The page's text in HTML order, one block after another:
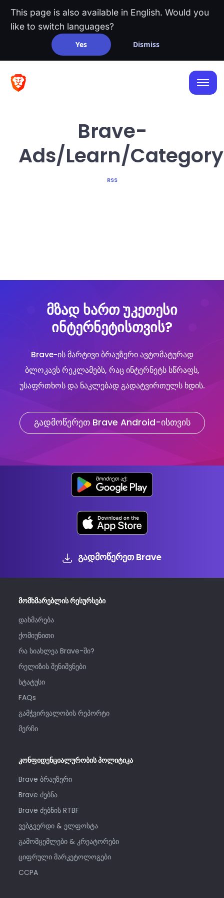
This page is also available in English. Would you
like to switch languages?
Yes Dismiss
Brave-
Ads/Learn/Category
RSS
მზად ხართ უკეთესი
ინტერნეტისთვის?
Brave-ის მარტივი ბრაუზერი ავტომატურად
ბლოკავს რეკლამებს, რაც ინტერნეტს სწრაფს,
უსაფრთხოს და ნაკლებად გადატვირთულს ხდის.
გადმოწერეთ Brave Android-ისთვის
გადმოწერეთ Brave
მომხმარებლის რესურსები
დახმარება
ქომიუნითი
რა სიახლეა Brave-ში?
რელიზის შენიშვნები
სტატუსი
FAQs
გამჭვირვალობის რეპორტი
მერჩი
კონფიდენციალურობის პოლიტიკა
Brave ბრაუზერი
Brave ძებნა
Brave ძებნის RTBF
ვებგვერდი & ელფოსტა
გამომცემლები & კრეატორები
ციფრული მარკეტოლოგები
CCPA